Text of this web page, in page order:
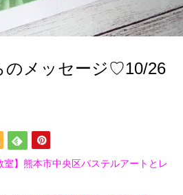
のメッセージ♡10/26
室】熊本市中央区パステルアートとレ